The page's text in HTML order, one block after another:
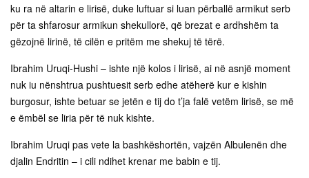
ku ra në altarin e lirisë, duke luftuar si luan përballë armikut serb
për ta shfarosur armikun shekullorë, që brezat e ardhshëm ta
gëzojnë lirinë, të cilën e pritëm me shekuj të tërë.
Ibrahim Uruqi-Hushi – ishte një kolos i lirisë, ai në asnjë moment
nuk iu nënshtrua pushtuesit serb edhe atëherë kur e kishin
burgosur, ishte betuar se jetën e tij do t’ja falë vetëm lirisë, se më
e ëmbël se liria për të nuk kishte.
Ibrahim Uruqi pas vete la bashkëshortën, vajzën Albulenën dhe
djalin Endritin – i cili ndihet krenar me babin e tij.